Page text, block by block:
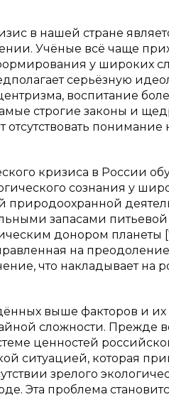
в нашей стране
Учёные всё чаще
у широких
серьёзную
воспитание
строгие законы и
отсутствовать
кризиса в России
сознания у
природоохранной
запасами
донором планеты
на
что накладывает на
выше факторов и
сложности. Прежде
ценностей
ситуацией, которая
зрелого
Эта проблема